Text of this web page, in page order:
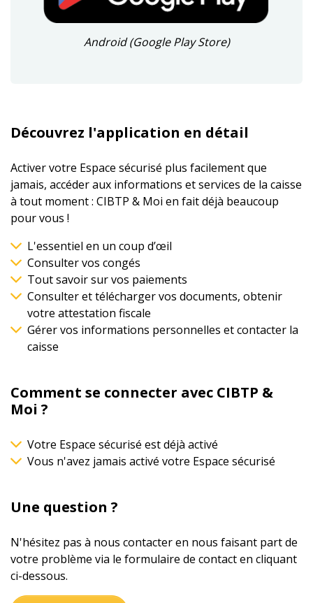
Android (Google Play Store)
Découvrez l'application en détail
Activer votre Espace sécurisé plus facilement que
jamais, accéder aux informations et services de la caisse
à tout moment : CIBTP & Moi en fait déjà beaucoup
pour vous !
L'essentiel en un coup d’œil
Consulter vos congés
Tout savoir sur vos paiements
Consulter et télécharger vos documents, obtenir
votre attestation fiscale
Gérer vos informations personnelles et contacter la
caisse
Comment se connecter avec CIBTP &
Moi ?
Votre Espace sécurisé est déjà activé
Vous n'avez jamais activé votre Espace sécurisé
Une question ?
N'hésitez pas à nous contacter en nous faisant part de
votre problème via le formulaire de contact en cliquant
ci-dessous.